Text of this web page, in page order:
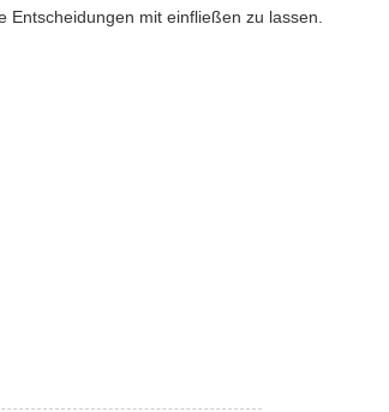
Entscheidungen mit einfließen zu lassen.